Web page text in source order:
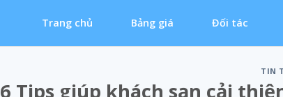
Trang chủ Bảng giá Đối tác
TIN
6 Tips giúp khách sạn cải